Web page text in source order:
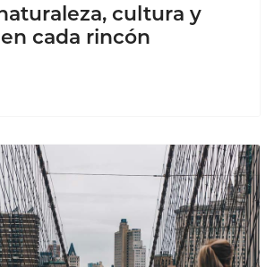
cultura y
cada rincón